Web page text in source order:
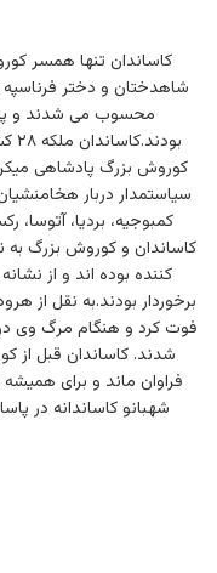
کاساندان تنها همسر
شاهدختان و دختر فرناسپه
محسوب می شدند و
کوروش بزرگ پادشاهی
کمبوجیه، بردیا، آتوسا،
کاساندان و کوروش بزرگ به
کننده بوده اند و از
شدند. کاساندان قبل از
فراوان ماند و برای
شهبانو کاساندانه در